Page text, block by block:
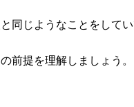
同じようなことをして
前提を理解しましょう。